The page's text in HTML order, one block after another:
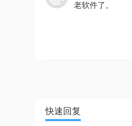
老软件了。
快速回复